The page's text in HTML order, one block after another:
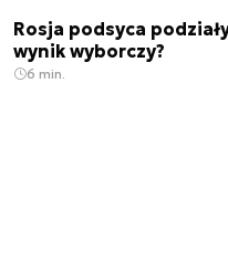
Rosja podsyca
wynik wyborczy?
6 min.